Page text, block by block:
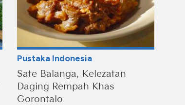
Pustaka Indonesia
Sate Balanga, Kelezatan
Daging Rempah Khas
Gorontalo